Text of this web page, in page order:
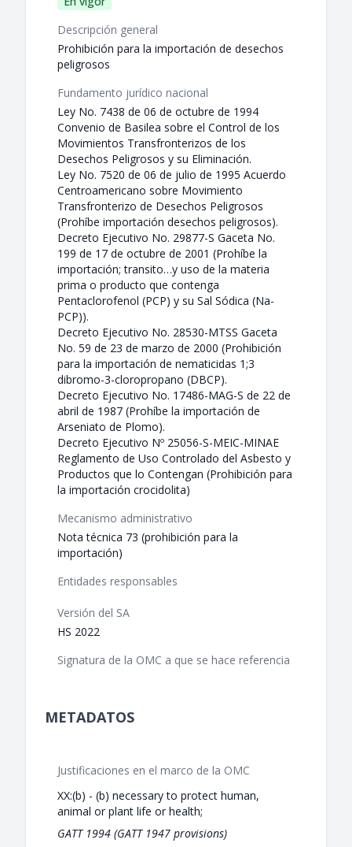
Descripción general
Prohibición para la importación de desechos
peligrosos
Fundamento jurídico nacional
Ley No. 7438 de 06 de octubre de 1994
Convenio de Basilea sobre el Control de los
Movimientos Transfronterizos de los
Desechos Peligrosos y su Eliminación.
Ley No. 7520 de 06 de julio de 1995 Acuerdo
Centroamericano sobre Movimiento
Transfronterizo de Desechos Peligrosos
(Prohíbe importación desechos peligrosos).
Decreto Ejecutivo No. 29877-S Gaceta No.
199 de 17 de octubre de 2001 (Prohíbe la
importación; transito…y uso de la materia
prima o producto que contenga
Pentaclorofenol (PCP) y su Sal Sódica (Na-
PCP)).
Decreto Ejecutivo No. 28530-MTSS Gaceta
No. 59 de 23 de marzo de 2000 (Prohibición
para la importación de nematicidas 1;3
dibromo-3-cloropropano (DBCP).
Decreto Ejecutivo No. 17486-MAG-S de 22 de
abril de 1987 (Prohíbe la importación de
Arseniato de Plomo).
Decreto Ejecutivo Nº 25056-S-MEIC-MINAE
Reglamento de Uso Controlado del Asbesto y
Productos que lo Contengan (Prohibición para
la importación crocidolita)
Mecanismo administrativo
Nota técnica 73 (prohibición para la
importación)
Entidades responsables
Versión del SA
HS 2022
Signatura de la OMC a que se hace referencia
METADATOS
Justificaciones en el marco de la OMC
XX:(b) - (b) necessary to protect human,
animal or plant life or health;
GATT 1994 (GATT 1947 provisions)